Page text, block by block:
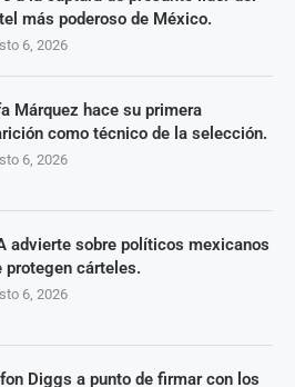
más poderoso de México.
6, 2026
Márquez hace su primera
como técnico de la selección.
6, 2026
advierte sobre políticos mexicanos
protegen cárteles.
6, 2026
Diggs a punto de firmar con los